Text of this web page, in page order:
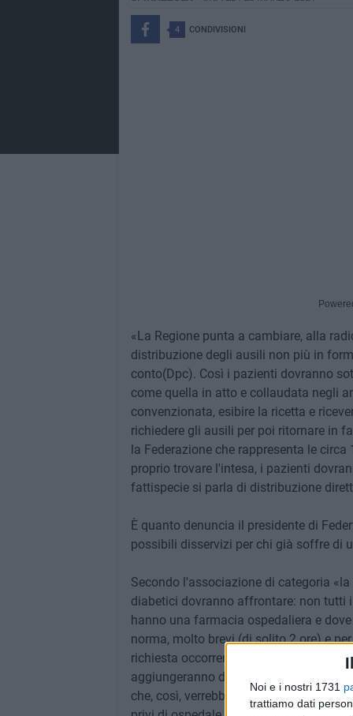
Noi e i nostri 1731
trattiamo dati
4 CONDIVISIONI
«La Regione punta a cambiare, alla
distribuzione degli ausili non più in
conto(Dpc). Così i pazienti dovranno
come quella in atto e collaudata negli
convenzionata, esibire la ricetta e
richiedere gli ausili per poi ritornare in
la Federazione che rappresenta le
proprio trovare l'intesa, i pazienti
fattispecie si parla di distribuzione
È quanto denuncia il presidente di
possibili disservizi per chi già soffre di
Secondo l'associazione di categoria
diabetici dovranno affrontare: non tutti
hanno una farmacia ospedaliera e
norma, molto brevi (di solito 2 ore) e
richiesta occorrerà poi attendere il
aggiungeranno disagi ulteriori per
che, così, verrebbero anche costretti a